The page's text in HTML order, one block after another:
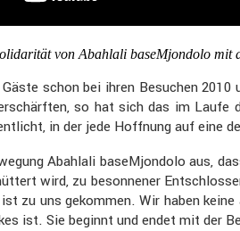
von Abahlali baseM­jon­dolo mit
schon bei ihren Besuchen
so hat sich das im
in der jede Hoffnung auf eine
Abahlali baseM­jon­dolo aus,
wird, zu beson­nener
zu uns gekommen. Wir haben
ist. Sie beginnt und endet mit der